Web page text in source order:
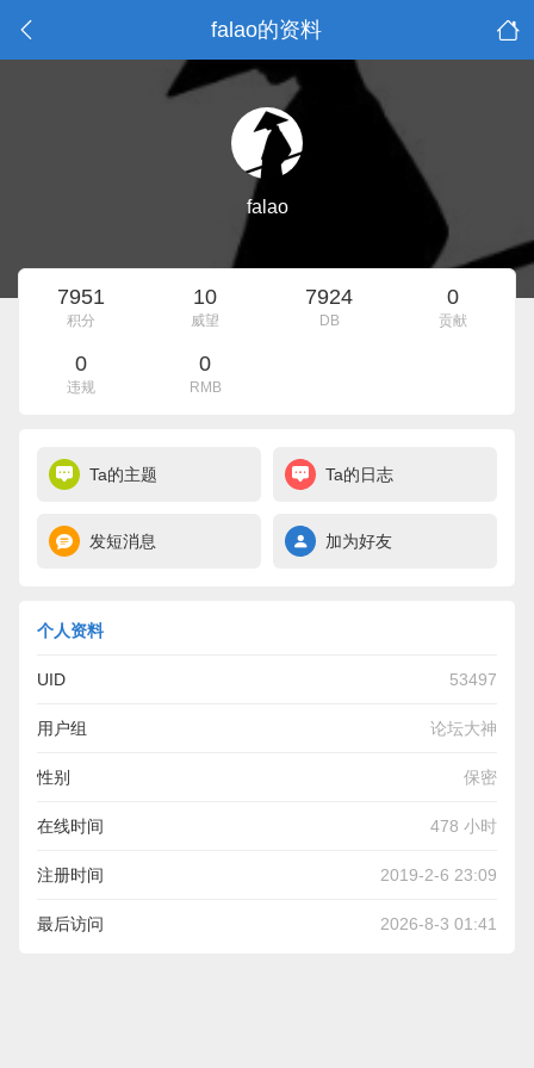
falao的资料
falao
7951
积分
10
威望
7924
DB
0
贡献
0
违规
0
RMB
Ta的主题 Ta的日志
发短消息 加为好友
个人资料
UID 53497
用户组 论坛大神
性别 保密
在线时间 478 小时
注册时间 2019-2-6 23:09
最后访问 2026-8-3 01:41